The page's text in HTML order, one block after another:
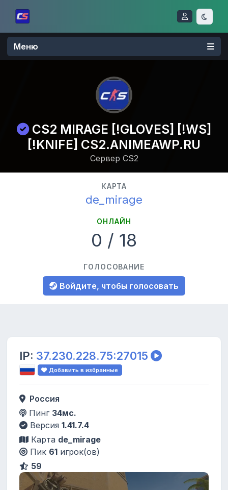
Меню
CS2 MIRAGE [!GLOVES] [!WS]
[!KNIFE] CS2.ANIMEAWP.RU
Сервер CS2
КАРТА
de_mirage
ОНЛАЙН
0 / 18
ГОЛОСОВАНИЕ
Войдите, чтобы голосовать
IP: 37.230.228.75:27015
Добавить в избранные
Россия
Пинг 34мс.
Версия 1.41.7.4
Карта de_mirage
Пик 61 игрок(ов)
59